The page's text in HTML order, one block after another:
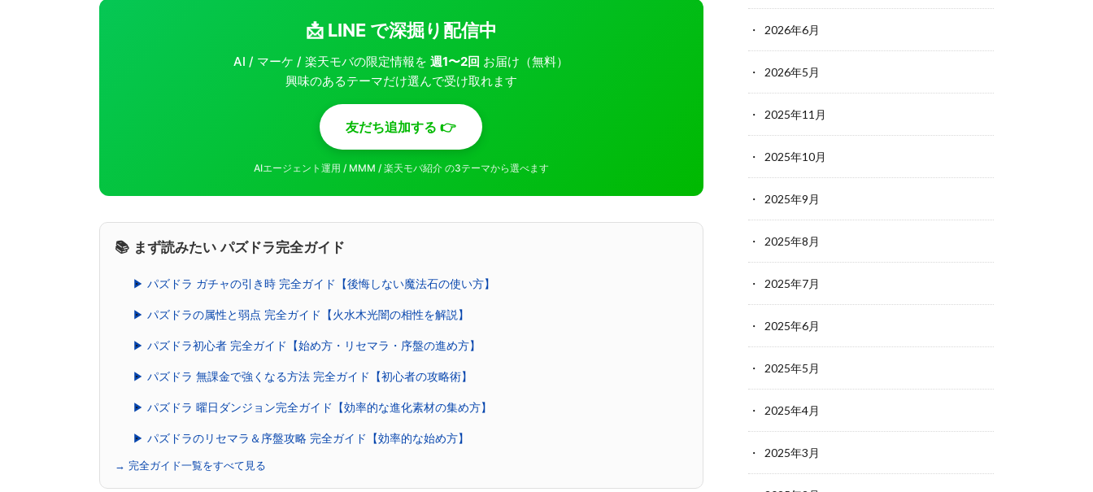
📩 LINE で深掘り配信中
AI / マーケ / 楽天モバの限定情報を週1〜2回 お届け（無料）
興味のあるテーマだけ選んで受け取れます
友だち追加する 👉
AIエージェント運用 / MMM / 楽天モバ紹介 の3テーマから選べます
📚 まず読みたい パズドラ完全ガイド
▶ パズドラ ガチャの引き時 完全ガイド【後悔しない魔法石の使い方】
▶ パズドラの属性と弱点 完全ガイド【火水木光闇の相性を解説】
▶ パズドラ初心者 完全ガイド【始め方・リセマラ・序盤の進め方】
▶ パズドラ 無課金で強くなる方法 完全ガイド【初心者の攻略術】
▶ パズドラ 曜日ダンジョン完全ガイド【効率的な進化素材の集め方】
▶ パズドラのリセマラ＆序盤攻略 完全ガイド【効率的な始め方】
→ 完全ガイド一覧をすべて見る
2026年6月
2026年5月
2025年11月
2025年10月
2025年9月
2025年8月
2025年7月
2025年6月
2025年5月
2025年4月
2025年3月